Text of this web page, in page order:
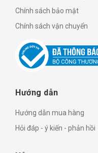
Chính sách bảo mật
Chính sách vận chuyển
Hướng dẫn
Hướng dẫn mua hàng
Hỏi đáp - ý kiến - phản hồi